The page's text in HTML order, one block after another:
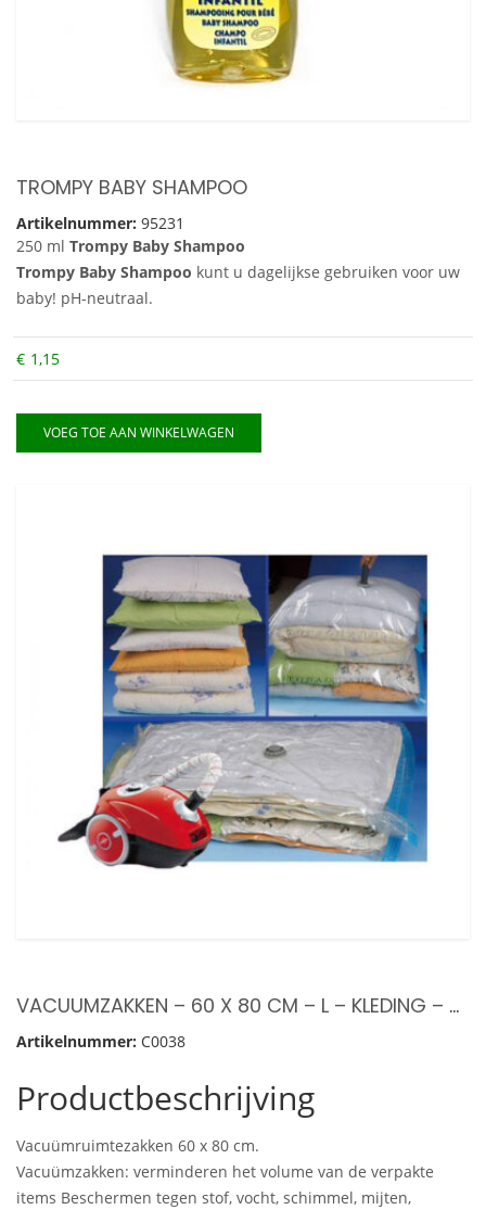
TROMPY BABY SHAMPOO
Artikelnummer: 95231
250 ml Trompy Baby Shampoo
Trompy Baby Shampoo kunt u dagelijkse gebruiken voor uw
baby! pH-neutraal.
€ 1,15
VOEG TOE AAN WINKELWAGEN
VACUUMZAKKEN – 60 X 80 CM – L – KLEDING – BEDDENGOED – VOORDEEL SET 2 STUKS
Artikelnummer: C0038
Productbeschrijving
Vacuümruimtezakken 60 x 80 cm.
Vacuümzakken: verminderen het volume van de verpakte
items Beschermen tegen stof, vocht, schimmel, mijten,